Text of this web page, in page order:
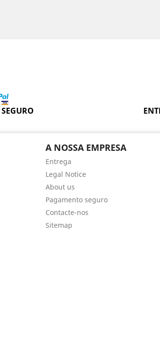
A NOSSA EMPRESA
Entrega
Legal Notice
About us
Pagamento seguro
Contacte-nos
Sitemap